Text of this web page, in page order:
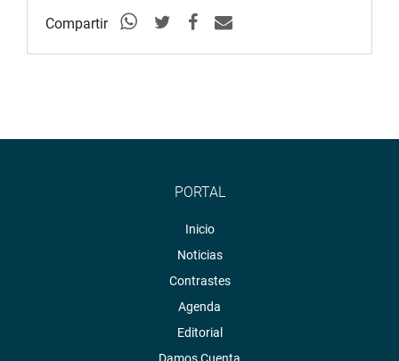
Compartir
PORTAL
Inicio
Noticias
Contrastes
Agenda
Editorial